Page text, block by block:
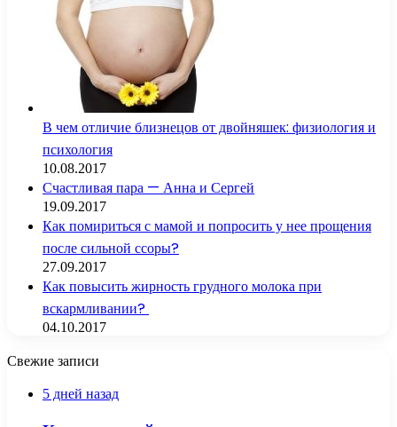
В чем отличие близнецов от двойняшек: физиология и
психология
10.08.2017
Счастливая пара — Анна и Сергей
19.09.2017
Как помириться с мамой и попросить у нее прощения
после сильной ссоры?
27.09.2017
Как повысить жирность грудного молока при
вскармливании?
04.10.2017
Свежие записи
5 дней назад